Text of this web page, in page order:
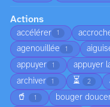
Actions
accélérer 1
agenouillée 1
appuyer 1 appuyer
archiver 1 ⏳ 2
🥤 1 bouger